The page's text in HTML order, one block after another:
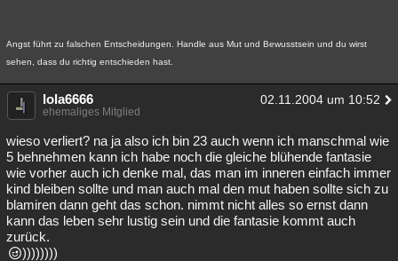
Angst führt zu falschen Entscheidungen. Handle aus Mut und Bewusstsein und du wirst
sehen, dass du richtig entschieden hast.
lola6666 02.11.2004 um 10:52
ehemaliges Mitglied
wieso verliert? na ja also ich bin 23 auch wenn ich manschmal wie
5 behnehmen kann ich habe noch die gleiche blühende fantasie
wie vorher auch ich denke mal, das man im inneren einfach immer
kind bleiben sollte und man auch mal den mut haben sollte sich zu
blamiren dann geht das schon. nimmt nicht alles so ernst dann
kann das leben sehr lustig sein und die fantasie kommt auch
zurück.
))))))))